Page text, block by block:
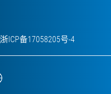
浙ICP备17058205号-4